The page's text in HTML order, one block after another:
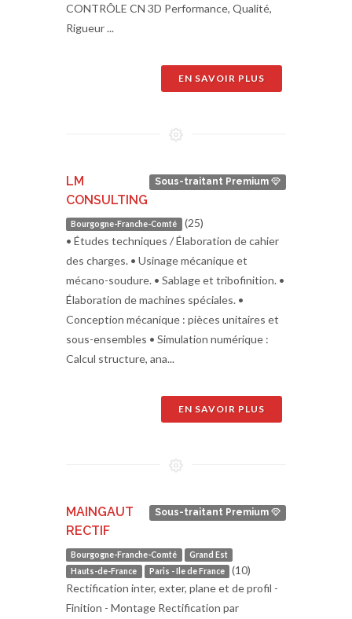
CONTRÔLE CN 3D Performance, Qualité,
Rigueur ...
EN SAVOIR PLUS
Sous-traitant Premium
LM
CONSULTING
Bourgogne-Franche-Comté (25)
• Études techniques / Élaboration de cahier
des charges. • Usinage mécanique et
mécano-soudure. • Sablage et tribofinition. •
Élaboration de machines spéciales. •
Conception mécanique : pièces unitaires et
sous-ensembles • Simulation numérique :
Calcul structure, ana...
EN SAVOIR PLUS
Sous-traitant Premium
MAINGAUT
RECTIF
Bourgogne-Franche-Comté
Grand Est
Hauts-de-France
Paris - Ile de France
(10)
Rectification inter, exter, plane et de profil -
Finition - Montage Rectification par